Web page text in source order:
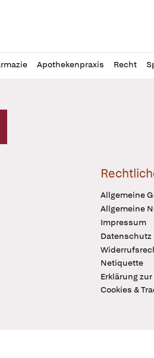
Apothekenpraxis Recht
Logo
Allgemeine
Allgemeine
Impressum
Datenschutz
Netiquette
Erklärung
Cookies &